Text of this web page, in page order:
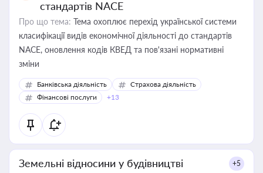
стандартів NACE
Про що тема: Тема охоплює перехід української системи
класифікації видів економічної діяльності до стандартів
NACE, оновлення кодів КВЕД та пов'язані нормативні
зміни
Банківська діяльність
Страхова діяльність
Фінансові послуги
+13
Земельні відносини у будівництві +5